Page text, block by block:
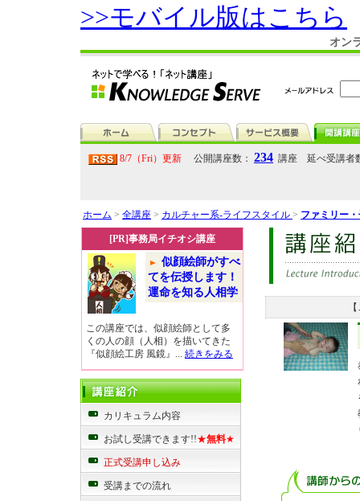
>>モバイル版はこちら
オン
8/7（Fri）更新 公開講座数： 234 講座 延べ受講者
ホーム > 全講座 > カルチャー系-ライフスタイル > ファミリー
[PR]事務局イチオシ講座
似顔絵師がすべ
てを伝授します！
運命を知る人相学
この講座では、似顔絵師として多
くの人の顔（人相）を描いてきた
『似顔絵工房 風鏡』... 続きをみる
カリキュラム内容
お試し受講できます!!★無料★
正式受講申し込み
受講までの流れ